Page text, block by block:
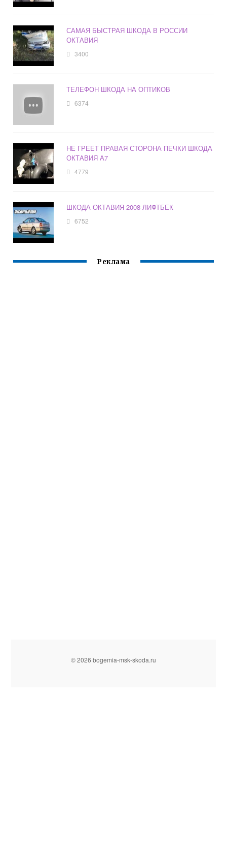
САМАЯ БЫСТРАЯ ШКОДА В РОССИИ
ОКТАВИЯ
3400
ТЕЛЕФОН ШКОДА НА ОПТИКОВ
6374
НЕ ГРЕЕТ ПРАВАЯ СТОРОНА ПЕЧКИ ШКОДА
ОКТАВИЯ А7
4779
ШКОДА ОКТАВИЯ 2008 ЛИФТБЕК
6752
Реклама
© 2026 bogemia-msk-skoda.ru